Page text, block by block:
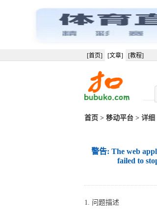
[首页] [文章] [教程]
首页 > 移动平台 > 详细
警告: The web
failed to
1. 问题描述